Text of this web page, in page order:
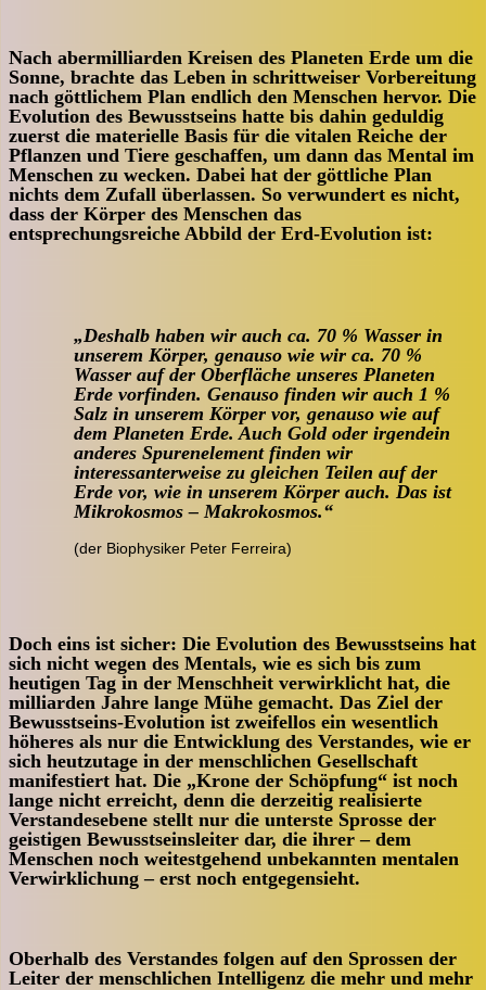
Nach abermilliarden Kreisen des Planeten Erde um die
Sonne, brachte das Leben in schrittweiser Vorbereitung
nach göttlichem Plan endlich den Menschen hervor. Die
Evolution des Bewusstseins hatte bis dahin geduldig
zuerst die materielle Basis für die vitalen Reiche der
Pflanzen und Tiere geschaffen, um dann das Mental im
Menschen zu wecken. Dabei hat der göttliche Plan
nichts dem Zufall überlassen. So verwundert es nicht,
dass der Körper des Menschen das
entsprechungsreiche Abbild der Erd-Evolution ist:
„Deshalb haben wir auch ca. 70 % Wasser in
unserem Körper, genauso wie wir ca. 70 %
Wasser auf der Oberfläche unseres Planeten
Erde vorfinden. Genauso finden wir auch 1 %
Salz in unserem Körper vor, genauso wie auf
dem Planeten Erde. Auch Gold oder irgendein
anderes Spurenelement finden wir
interessanterweise zu gleichen Teilen auf der
Erde vor, wie in unserem Körper auch. Das ist
Mikrokosmos – Makrokosmos.“
(der Biophysiker Peter Ferreira)
Doch eins ist sicher: Die Evolution des Bewusstseins hat
sich nicht wegen des Mentals, wie es sich bis zum
heutigen Tag in der Menschheit verwirklicht hat, die
milliarden Jahre lange Mühe gemacht. Das Ziel der
Bewusstseins-Evolution ist zweifellos ein wesentlich
höheres als nur die Entwicklung des Verstandes, wie er
sich heutzutage in der menschlichen Gesellschaft
manifestiert hat. Die „Krone der Schöpfung“ ist noch
lange nicht erreicht, denn die derzeitig realisierte
Verstandesebene stellt nur die unterste Sprosse der
geistigen Bewusstseinsleiter dar, die ihrer – dem
Menschen noch weitestgehend unbekannten mentalen
Verwirklichung – erst noch entgegensieht.
Oberhalb des Verstandes folgen auf den Sprossen der
Leiter der menschlichen Intelligenz die mehr und mehr